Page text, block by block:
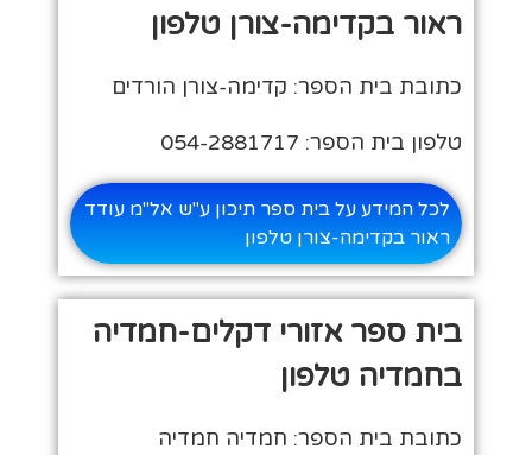
ראור בקדימה-צורן טלפון
כתובת בית הספר: קדימה-צורן הורדים
טלפון בית הספר: 054-2881717
לכל המידע על בית ספר תיכון ע"ש אל"מ עודד
ראור בקדימה-צורן טלפון
בית ספר אזורי דקלים-חמדיה
בחמדיה טלפון
כתובת בית הספר: חמדיה חמדיה